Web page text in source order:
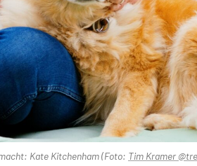
Kate Kitchenham (Foto: Tim Kramer